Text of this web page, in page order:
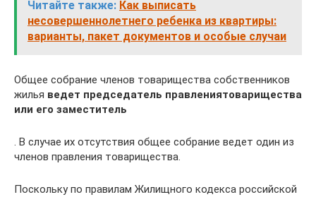
Читайте также: Как выписать
несовершеннолетнего ребенка из квартиры:
варианты, пакет документов и особые случаи
Общее собрание членов товарищества собственников
жилья ведет председатель правлениятоварищества
или его заместитель
. В случае их отсутствия общее собрание ведет один из
членов правления товарищества.
Поскольку по правилам Жилищного кодекса российской